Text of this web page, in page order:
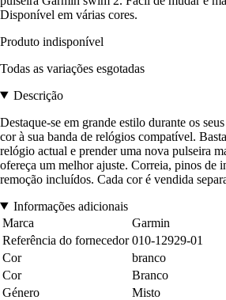
Disponível em várias cores.
Produto indisponível
Todas as variações esgotadas
Descrição
Destaque-se em grande estilo durante os
cor à sua banda de relógios compatível.
relógio actual e prender uma nova pulseira
ofereça um melhor ajuste. Correia, pinos de
remoção incluídos. Cada cor é vendida
Informações adicionais
Marca
Garmin
Referência do fornecedor 010-12929-01
Cor
branco
Cor
Branco
Género
Misto